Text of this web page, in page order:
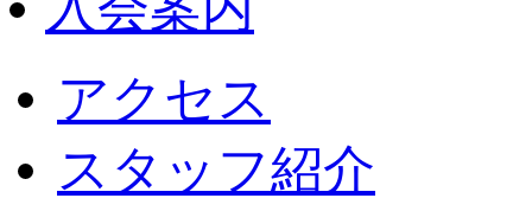
アクセス
スタッフ紹介